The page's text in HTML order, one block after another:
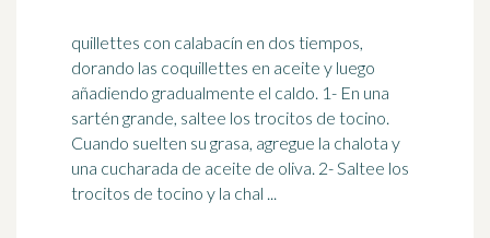
quillettes con calabacín en dos tiempos,
dorando las coquillettes en aceite y luego
añadiendo gradualmente el caldo. 1- En una
sartén grande, saltee los trocitos de tocino.
Cuando suelten su grasa, agregue la chalota y
una cucharada de aceite de oliva. 2- Saltee los
trocitos de tocino y la chal ...